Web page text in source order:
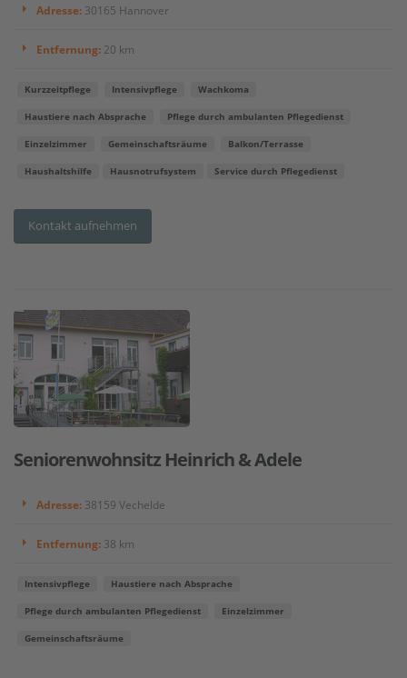
Adresse: 30165 Hannover
Entfernung: 20 km
Kurzzeitpflege Intensivpflege Wachkoma
Haustiere nach Absprache Pflege durch ambulanten Pflegedienst
Einzelzimmer Gemeinschaftsräume Balkon/Terrasse
Haushaltshilfe Hausnotrufsystem Service durch Pflegedienst
Kontakt aufnehmen
Seniorenwohnsitz Heinrich & Adele
Adresse: 38159 Vechelde
Entfernung: 38 km
Intensivpflege Haustiere nach Absprache
Pflege durch ambulanten Pflegedienst Einzelzimmer
Gemeinschaftsräume